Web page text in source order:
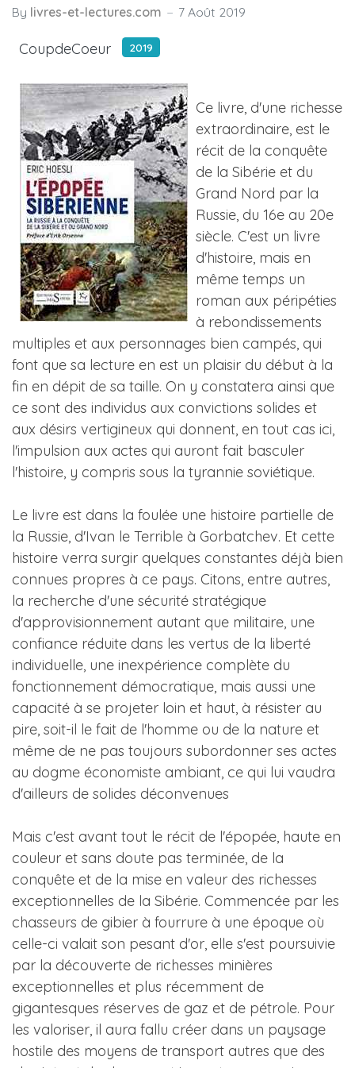
By livres-et-lectures.com 7 Août 2019
CoupdeCoeur 2019
Ce livre, d'une richesse
extraordinaire, est le
récit de la conquête
de la Sibérie et du
Grand Nord par la
Russie, du 16e au 20e
siècle. C'est un livre
d'histoire, mais en
même temps un
roman aux péripéties
à rebondissements
multiples et aux personnages bien campés, qui
font que sa lecture en est un plaisir du début à la
fin en dépit de sa taille. On y constatera ainsi que
ce sont des individus aux convictions solides et
aux désirs vertigineux qui donnent, en tout cas ici,
l'impulsion aux actes qui auront fait basculer
l'histoire, y compris sous la tyrannie soviétique.
Le livre est dans la foulée une histoire partielle de
la Russie, d'Ivan le Terrible à Gorbatchev. Et cette
histoire verra surgir quelques constantes déjà bien
connues propres à ce pays. Citons, entre autres,
la recherche d'une sécurité stratégique
d'approvisionnement autant que militaire, une
confiance réduite dans les vertus de la liberté
individuelle, une inexpérience complète du
fonctionnement démocratique, mais aussi une
capacité à se projeter loin et haut, à résister au
pire, soit-il le fait de l'homme ou de la nature et
même de ne pas toujours subordonner ses actes
au dogme économiste ambiant, ce qui lui vaudra
d'ailleurs de solides déconvenues
Mais c'est avant tout le récit de l'épopée, haute en
couleur et sans doute pas terminée, de la
conquête et de la mise en valeur des richesses
exceptionnelles de la Sibérie. Commencée par les
chasseurs de gibier à fourrure à une époque où
celle-ci valait son pesant d'or, elle s'est poursuivie
par la découverte de richesses minières
exceptionnelles et plus récemment de
gigantesques réserves de gaz et de pétrole. Pour
les valoriser, il aura fallu créer dans un paysage
hostile des moyens de transport autres que des